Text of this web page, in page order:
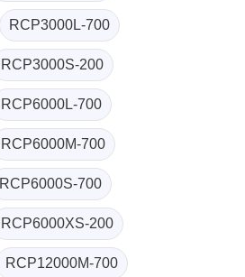
RCP3000L-700
RCP3000S-200
RCP6000L-700
RCP6000M-700
RCP6000S-700
RCP6000XS-200
RCP12000M-700